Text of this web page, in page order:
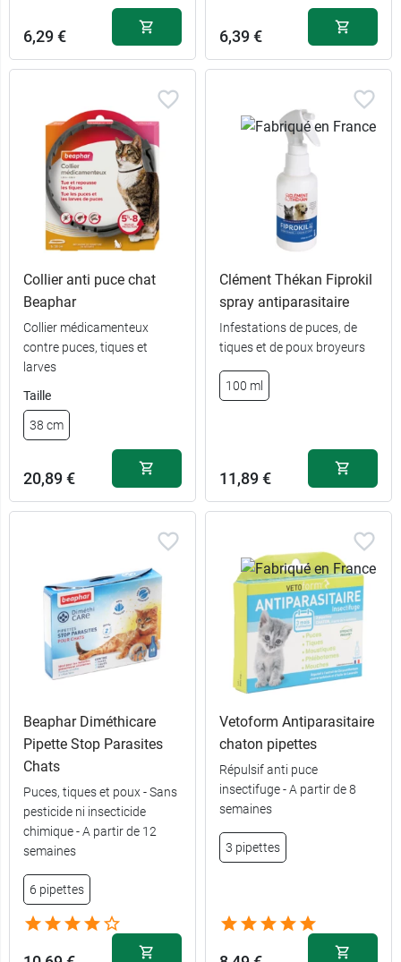
6,29 € 6,39 €
Collier anti puce chat
Beaphar
Collier médicamenteux
contre puces, tiques et
larves
Taille
38 cm
20,89 €
Clément Thékan Fiprokil
spray antiparasitaire
Infestations de puces, de
tiques et de poux broyeurs
100 ml
11,89 €
Beaphar Diméthicare
Pipette Stop Parasites
Chats
Puces, tiques et poux - Sans
pesticide ni insecticide
chimique - A partir de 12
semaines
6 pipettes
Vetoform Antiparasitaire
chaton pipettes
Répulsif anti puce
insectifuge - A partir de 8
semaines
3 pipettes